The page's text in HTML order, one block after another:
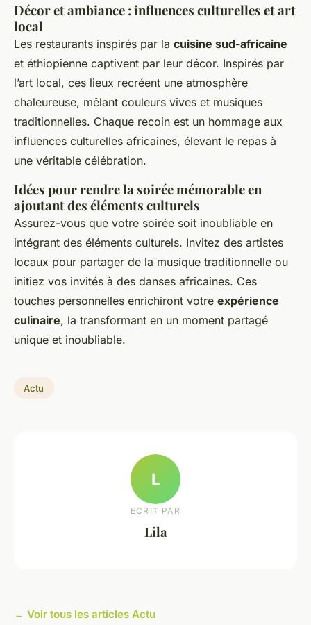
Décor et ambiance : influences culturelles et art
local
Les restaurants inspirés par la cuisine sud-africaine
et éthiopienne captivent par leur décor. Inspirés par
l’art local, ces lieux recréent une atmosphère
chaleureuse, mêlant couleurs vives et musiques
traditionnelles. Chaque recoin est un hommage aux
influences culturelles africaines, élevant le repas à
une véritable célébration.
Idées pour rendre la soirée mémorable en
ajoutant des éléments culturels
Assurez-vous que votre soirée soit inoubliable en
intégrant des éléments culturels. Invitez des artistes
locaux pour partager de la musique traditionnelle ou
initiez vos invités à des danses africaines. Ces
touches personnelles enrichiront votre expérience
culinaire, la transformant en un moment partagé
unique et inoubliable.
Actu
L
ECRIT PAR
Lila
← Voir tous les articles Actu